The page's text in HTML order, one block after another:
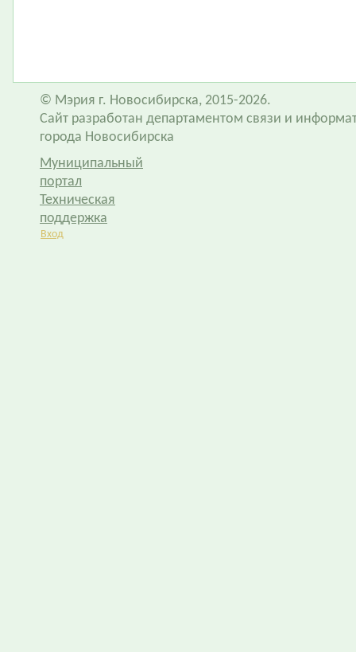
© Мэрия г. Новосибирска, 2015-2026.
Сайт разработан департаментом связи и
города Новосибирска
Муниципальный
портал
Техническая
поддержка
Вход